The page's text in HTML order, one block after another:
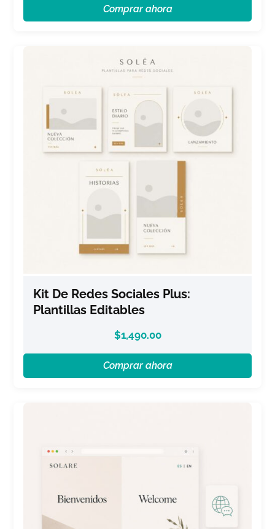
Comprar ahora
Kit De Redes Sociales Plus:
Plantillas Editables
$1,490.00
Comprar ahora